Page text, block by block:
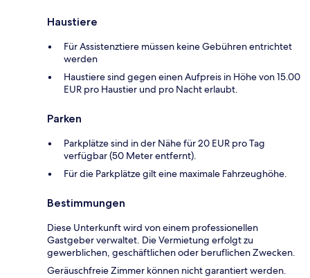
Haustiere
Für Assistenztiere müssen keine Gebühren entrichtet
werden
Haustiere sind gegen einen Aufpreis in Höhe von 15.00
EUR pro Haustier und pro Nacht erlaubt.
Parken
Parkplätze sind in der Nähe für 20 EUR pro Tag
verfügbar (50 Meter entfernt).
Für die Parkplätze gilt eine maximale Fahrzeughöhe.
Bestimmungen
Diese Unterkunft wird von einem professionellen
Gastgeber verwaltet. Die Vermietung erfolgt zu
gewerblichen, geschäftlichen oder beruflichen Zwecken.
Geräuschfreie Zimmer können nicht garantiert werden.